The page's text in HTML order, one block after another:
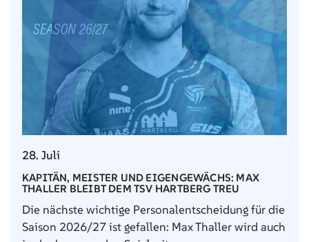
28. Juli
KAPITÄN, MEISTER UND EIGENGEWÄCHS: MAX
THALLER BLEIBT DEM TSV HARTBERG TREU
Die nächste wichtige Personalentscheidung für die
Saison 2026/27 ist gefallen: Max Thaller wird auch